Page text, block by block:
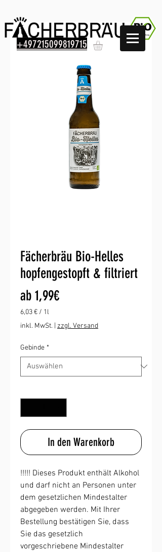
+497215099819715
Fächerbräu Bio-Helles
hopfengestopft & filtriert
ab 1,99€Sale-
6,03 € / 1l
6,03 €
Liter
inkl. MwSt. zzgl. Versand
Gebinde *
In den Warenkorb
!!!!! Dieses Produkt enthält Alkohol
und darf nicht an Personen unter
dem gesetzlichen Mindestalter
abgegeben werden. Mit Ihrer
Bestellung bestätigen Sie, dass
Sie das gesetzlich
vorgeschriebene Mindestalter